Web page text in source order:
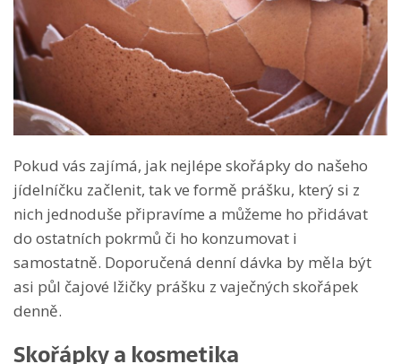
Pokud vás zajímá, jak nejlépe skořápky do našeho
jídelníčku začlenit, tak ve formě prášku, který si z
nich jednoduše připravíme a můžeme ho přidávat
do ostatních pokrmů či ho konzumovat i
samostatně. Doporučená denní dávka by měla být
asi půl čajové lžičky prášku z vaječných skořápek
denně.
Skořápky a kosmetika